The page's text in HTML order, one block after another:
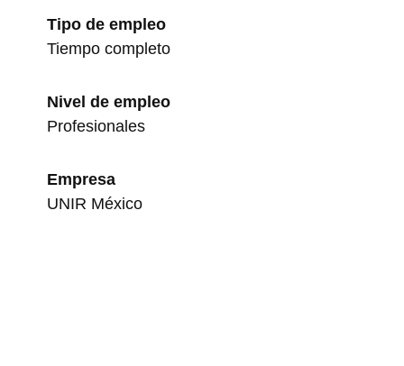
Tipo de empleo
Tiempo completo
Nivel de empleo
Profesionales
Empresa
UNIR México